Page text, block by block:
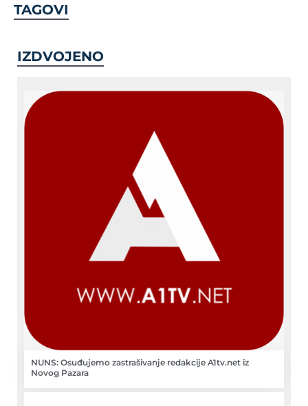
TAGOVI
IZDVOJENO
NUNS: Osuđujemo zastrašivanje redakcije A1tv.net iz
Novog Pazara